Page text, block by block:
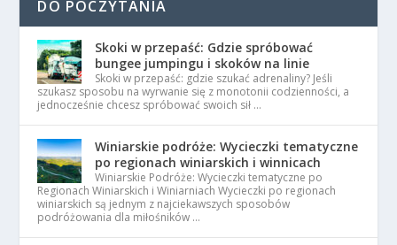
DO POCZYTANIA
Skoki w przepaść: Gdzie spróbować
bungee jumpingu i skoków na linie
Skoki w przepaść: gdzie szukać adrenaliny? Jeśli
szukasz sposobu na wyrwanie się z monotonii codzienności, a
jednocześnie chcesz spróbować swoich sił …
Winiarskie podróże: Wycieczki tematyczne
po regionach winiarskich i winnicach
Winiarskie Podróże: Wycieczki tematyczne po
Regionach Winiarskich i Winiarniach Wycieczki po regionach
winiarskich są jednym z najciekawszych sposobów
podróżowania dla miłośników …